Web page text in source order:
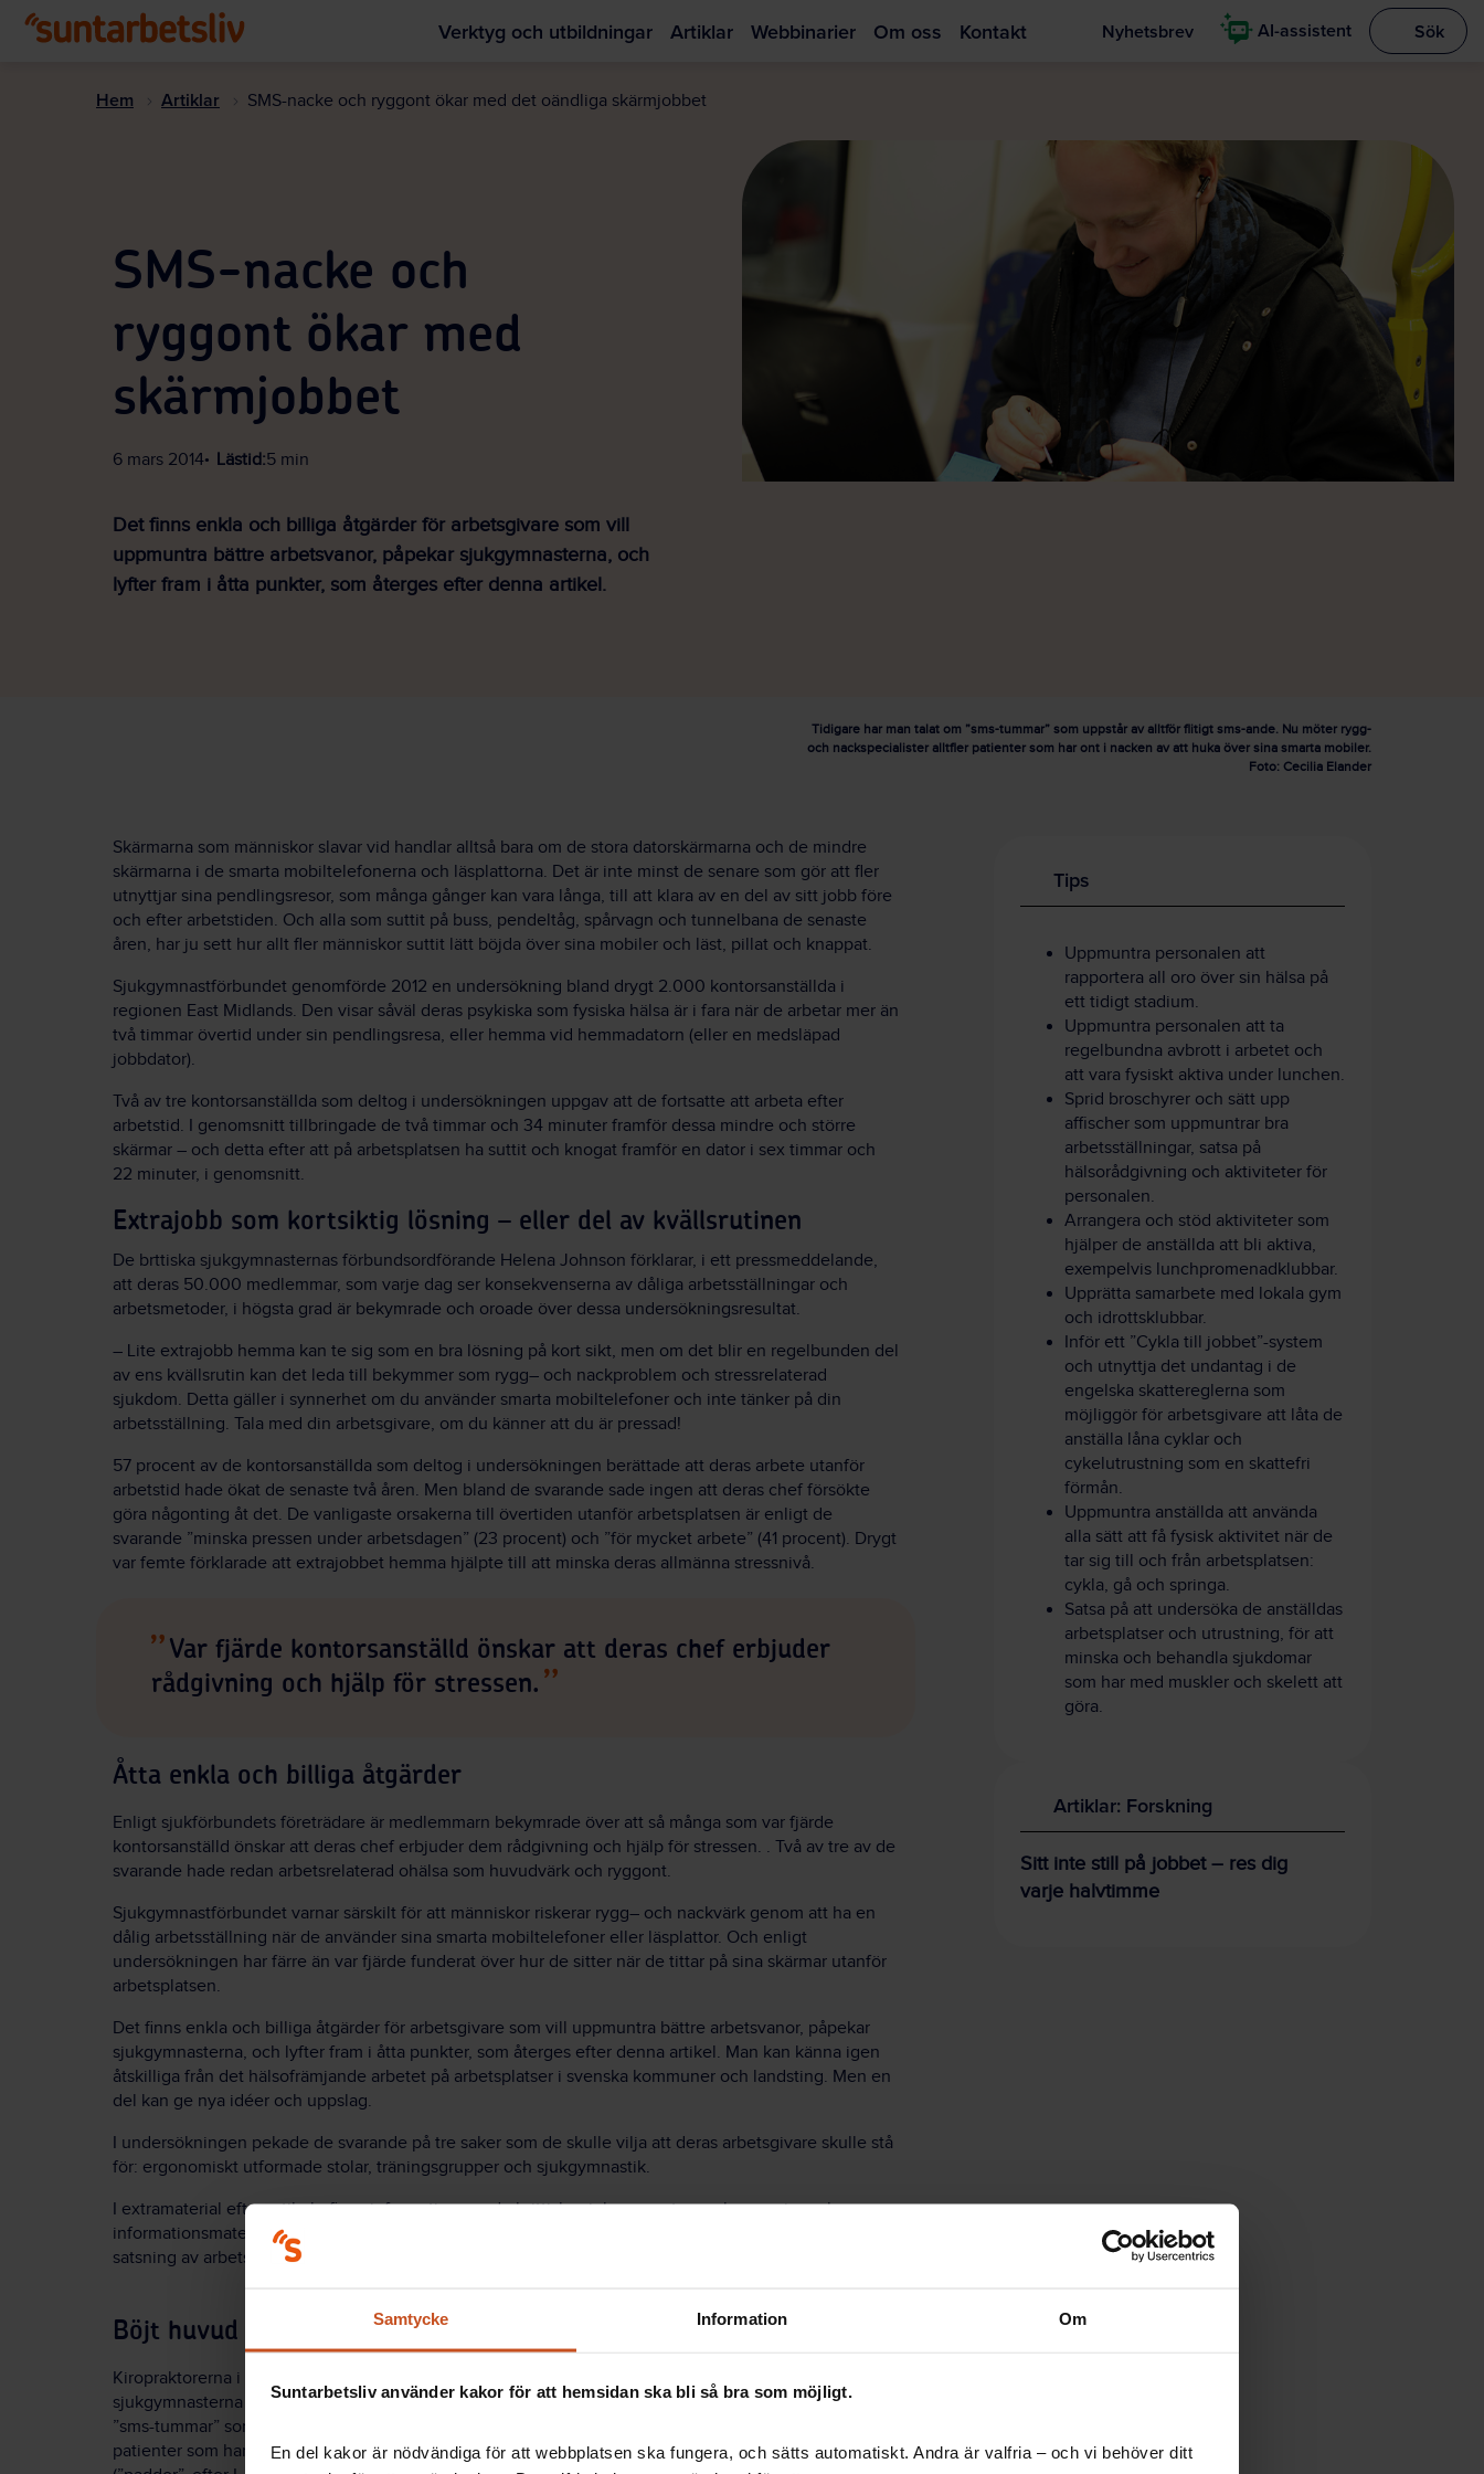
Samtycke Information Om
Suntarbetsliv använder kakor för att hemsidan ska bli så bra som möjligt.
En del kakor är nödvändiga för att webbplatsen ska fungera, och sätts automatiskt. Andra är valfria – och vi behöver ditt
Verktyg och utbildningar Artiklar Webbinarier Om oss Kontakt Nyhetsbrev AI-assistent Visa
Sök
Hem Artiklar SMS-nacke och ryggont ökar med det oändliga skärmjobbet
SMS-nacke och
ryggont ökar med
skärmjobbet
6 mars 2014 Lästid:5 min
Det finns enkla och billiga åtgärder för arbetsgivare som vill
uppmuntra bättre arbetsvanor, påpekar sjukgymnasterna, och
lyfter fram i åtta punkter, som återges efter denna artikel.
Tidigare har man talat om ”sms-tummar” som uppstår av alltför flitigt sms-ande. Nu möter rygg-
och nackspecialister alltfler patienter som har ont i nacken av att huka över sina smarta mobiler.
Foto: Cecilia Elander
Skärmarna som människor slavar vid handlar alltså bara om de stora datorskärmarna och de mindre
skärmarna i de smarta mobiltelefonerna och läsplattorna. Det är inte minst de senare som gör att fler
utnyttjar sina pendlingsresor, som många gånger kan vara långa, till att klara av en del av sitt jobb före
och efter arbetstiden. Och alla som suttit på buss, pendeltåg, spårvagn och tunnelbana de senaste
åren, har ju sett hur allt fler människor suttit lätt böjda över sina mobiler och läst, pillat och knappat.
Sjukgymnastförbundet genomförde 2012 en undersökning bland drygt 2.000 kontorsanställda i
regionen East Midlands. Den visar såväl deras psykiska som fysiska hälsa är i fara när de arbetar mer än
två timmar övertid under sin pendlingsresa, eller hemma vid hemmadatorn (eller en medsläpad
jobbdator).
Två av tre kontorsanställda som deltog i undersökningen uppgav att de fortsatte att arbeta efter
arbetstid. I genomsnitt tillbringade de två timmar och 34 minuter framför dessa mindre och större
skärmar – och detta efter att på arbetsplatsen ha suttit och knogat framför en dator i sex timmar och
22 minuter, i genomsnitt.
Extrajobb som kortsiktig lösning – eller del av kvällsrutinen
De brttiska sjukgymnasternas förbundsordförande Helena Johnson förklarar, i ett pressmeddelande,
att deras 50.000 medlemmar, som varje dag ser konsekvenserna av dåliga arbetsställningar och
arbetsmetoder, i högsta grad är bekymrade och oroade över dessa undersökningsresultat.
– Lite extrajobb hemma kan te sig som en bra lösning på kort sikt, men om det blir en regelbunden del
av ens kvällsrutin kan det leda till bekymmer som rygg– och nackproblem och stressrelaterad
sjukdom. Detta gäller i synnerhet om du använder smarta mobiltelefoner och inte tänker på din
arbetsställning. Tala med din arbetsgivare, om du känner att du är pressad!
57 procent av de kontorsanställda som deltog i undersökningen berättade att deras arbete utanför
arbetstid hade ökat de senaste två åren. Men bland de svarande sade ingen att deras chef försökte
göra någonting åt det. De vanligaste orsakerna till övertiden utanför arbetsplatsen är enligt de
svarande ”minska pressen under arbetsdagen” (23 procent) och ”för mycket arbete” (41 procent). Drygt
var femte förklarade att extrajobbet hemma hjälpte till att minska deras allmänna stressnivå.
Var fjärde kontorsanställd önskar att deras chef erbjuder
rådgivning och hjälp för stressen.
Åtta enkla och billiga åtgärder
Enligt sjukförbundets företrädare är medlemmarn bekymrade över att så många som var fjärde
kontorsanställd önskar att deras chef erbjuder dem rådgivning och hjälp för stressen. . Två av tre av de
svarande hade redan arbetsrelaterad ohälsa som huvudvärk och ryggont.
Sjukgymnastförbundet varnar särskilt för att människor riskerar rygg– och nackvärk genom att ha en
dålig arbetsställning när de använder sina smarta mobiltelefoner eller läsplattor. Och enligt
undersökningen har färre än var fjärde funderat över hur de sitter när de tittar på sina skärmar utanför
arbetsplatsen.
Det finns enkla och billiga åtgärder för arbetsgivare som vill uppmuntra bättre arbetsvanor, påpekar
sjukgymnasterna, och lyfter fram i åtta punkter, som återges efter denna artikel. Man kan känna igen
åtskilliga från det hälsofrämjande arbetet på arbetsplatser i svenska kommuner och landsting. Men en
del kan ge nya idéer och uppslag.
I undersökningen pekade de svarande på tre saker som de skulle vilja att deras arbetsgivare skulle stå
för: ergonomiskt utformade stolar, träningsgrupper och sjukgymnastik.
I extramaterial efter artikeln finns information om de brittiska sjukgymnasternas kampanjer och
informationsmaterial, liksom om ett chefsverktyg för hälsofrämjande arbete, inom ramen för en
satsning av arbets- och pensionsdepartementet.
Böjt huvud över mobilen som att stå på fotled i sidled
Kiropraktorerna i Storbritannien har uppmärksammat en särskild del av de problem som
sjukgymnasterna pekar på, genom att varna för fenomenet ”sms-nacke”. Tidigare har man talat om
”sms-tummar” som uppstår av alltför flitigt sms-ande. Nu möter rygg- och nackspecialister alltfler
patienter som har ont i nacken av att huka över sina smarta mobiler, men även sina läsplattor
Tips
Uppmuntra personalen att
rapportera all oro över sin hälsa på
ett tidigt stadium.
Uppmuntra personalen att ta
regelbundna avbrott i arbetet och
att vara fysiskt aktiva under lunchen.
Sprid broschyrer och sätt upp
affischer som uppmuntrar bra
arbetsställningar, satsa på
hälsorådgivning och aktiviteter för
personalen.
Arrangera och stöd aktiviteter som
hjälper de anställda att bli aktiva,
exempelvis lunchpromenadklubbar.
Upprätta samarbete med lokala gym
och idrottsklubbar.
Inför ett ”Cykla till jobbet”-system
och utnyttja det undantag i de
engelska skattereglerna som
möjliggör för arbetsgivare att låta de
anställa låna cyklar och
cykelutrustning som en skattefri
förmån.
Uppmuntra anställda att använda
alla sätt att få fysisk aktivitet när de
tar sig till och från arbetsplatsen:
cykla, gå och springa.
Satsa på att undersöka de anställdas
arbetsplatser och utrustning, för att
minska och behandla sjukdomar
som har med muskler och skelett att
göra.
Artiklar: Forskning
Sitt inte still på jobbet – res dig
varje halvtimme